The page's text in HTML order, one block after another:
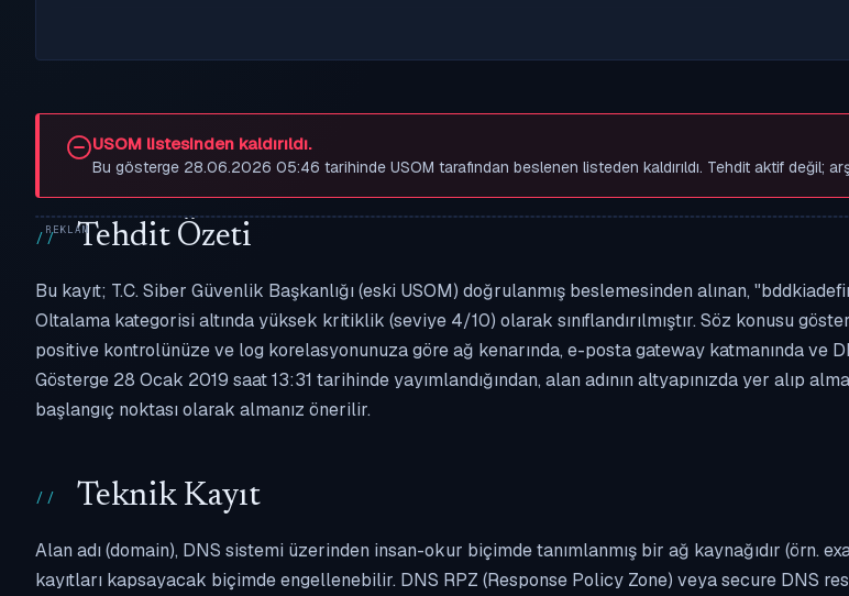
USOM listesinden kaldırıldı.
Bu gösterge 28.06.2026 05:46 tarihinde USOM tarafından beslenen listeden kaldırıldı. Tehdit aktif değil;
Tehdit Özeti
Bu kayıt; T.C. Siber Güvenlik Başkanlığı (eski USOM) doğrulanmış beslemesinden alınan,
Oltalama kategorisi altında yüksek kritiklik (seviye 4/10) olarak sınıflandırılmıştır. Söz konusu
positive kontrolünüze ve log korelasyonunuza göre ağ kenarında, e-posta gateway katmanında
Gösterge 28 Ocak 2019 saat 13:31 tarihinde yayımlandığından, alan adının altyapınızda yer alıp
başlangıç noktası olarak almanız önerilir.
Teknik Kayıt
Alan adı (domain), DNS sistemi üzerinden insan-okur biçimde tanımlanmış bir ağ kaynağıdır (örn.
kayıtları kapsayacak biçimde engellenebilir. DNS RPZ (Response Policy Zone) veya secure DNS